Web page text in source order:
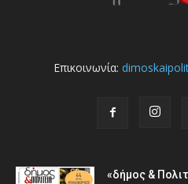
Επικοινωνία:
«δήμος &